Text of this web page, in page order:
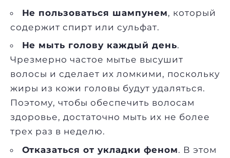
Не пользоваться шампунем, который
содержит спирт или сульфат.
Не мыть голову каждый день.
Чрезмерно частое мытье высушит
волосы и сделает их ломкими, поскольку
жиры из кожи головы будут удаляться.
Поэтому, чтобы обеспечить волосам
здоровье, достаточно мыть их не более
трех раз в неделю.
Отказаться от укладки феном. В этом